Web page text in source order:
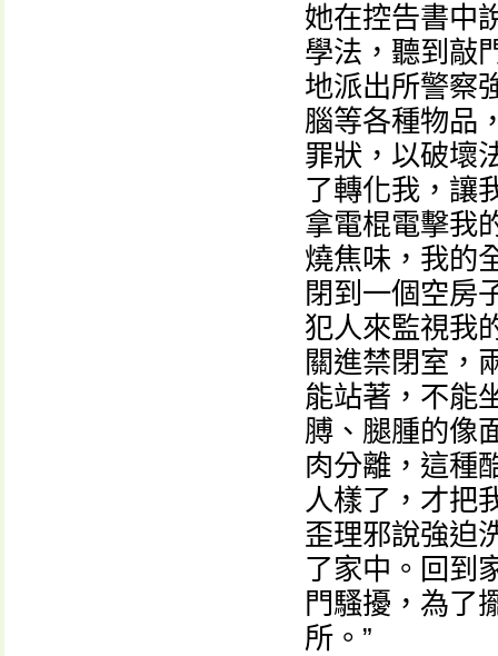
她在控告書中
學法，聽到敲
地派出所警察
腦等各種物品
罪狀，以破壞
了轉化我，讓
拿電棍電擊我
燒焦味，我的
閉到一個空房
犯人來監視我
關進禁閉室，
能站著，不能
膊、腿腫的像
肉分離，這種
人樣了，才把
歪理邪說強迫
了家中。回到
門騷擾，為了
所。”